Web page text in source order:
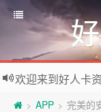
> APP > 完美的